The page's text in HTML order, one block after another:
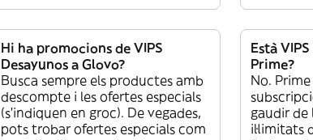
Hi ha promocions de VIPS
Desayunos a Glovo?
Busca sempre els productes amb
descompte i les ofertes especials
(s’indiquen en groc). De vegades,
pots trobar ofertes especials com
Està
Prime?
No.
gaudir
il·limitats